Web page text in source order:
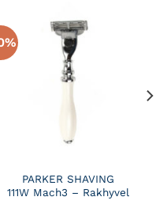
PARKER SHAVING
111W Mach3 – Rakhyvel